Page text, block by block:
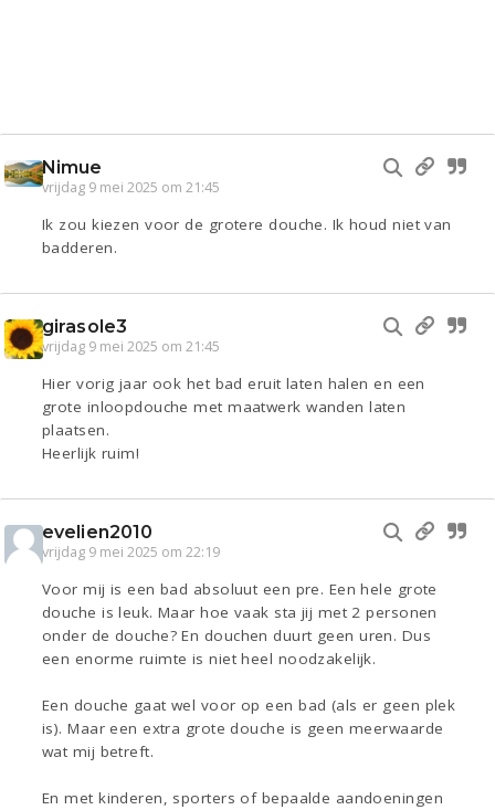
Nimue
vrijdag 9 mei 2025 om 21:45
Ik zou kiezen voor de grotere douche. Ik houd niet van
badderen.
girasole3
vrijdag 9 mei 2025 om 21:45
Hier vorig jaar ook het bad eruit laten halen en een
grote inloopdouche met maatwerk wanden laten
plaatsen.
Heerlijk ruim!
evelien2010
vrijdag 9 mei 2025 om 22:19
Voor mij is een bad absoluut een pre. Een hele grote
douche is leuk. Maar hoe vaak sta jij met 2 personen
onder de douche? En douchen duurt geen uren. Dus
een enorme ruimte is niet heel noodzakelijk.
Een douche gaat wel voor op een bad (als er geen plek
is). Maar een extra grote douche is geen meerwaarde
wat mij betreft.
En met kinderen, sporters of bepaalde aandoeningen